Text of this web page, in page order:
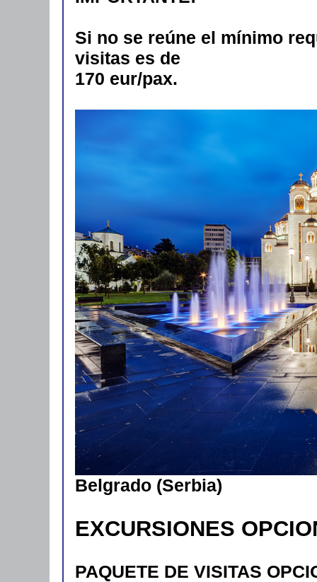
Si no se reúne el mínimo
visitas es de
170 eur/pax.
Belgrado (Serbia)
EXCURSIONES
PAQUETE DE VISITAS